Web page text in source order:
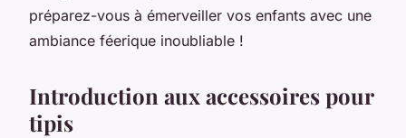
préparez-vous à émerveiller vos enfants avec une
ambiance féerique inoubliable !
Introduction aux accessoires pour
tipis